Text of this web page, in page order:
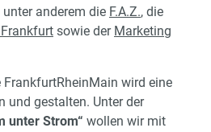
anderem die F.A.Z., die
sowie der Marketing
wird eine
und gestalten. Unter der
unter Strom“ wollen wir mit